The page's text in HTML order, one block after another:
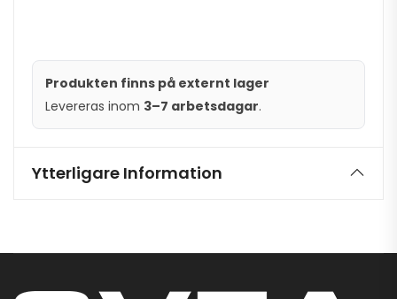
Produkten finns på externt lager
Levereras inom 3–7 arbetsdagar.
Ytterligare Information